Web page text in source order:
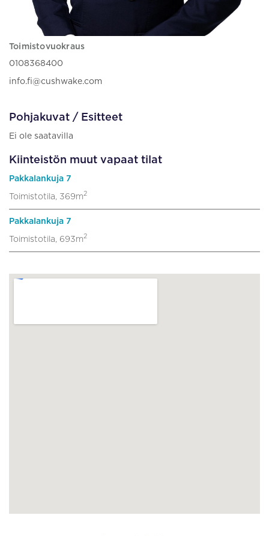
Toimistovuokraus
0108368400
info.fi@cushwake.com
Pohjakuvat / Esitteet
Ei ole saatavilla
Kiinteistön muut vapaat tilat
Pakkalankuja 7
Toimistotila, 369m2
Pakkalankuja 7
Toimistotila, 693m2